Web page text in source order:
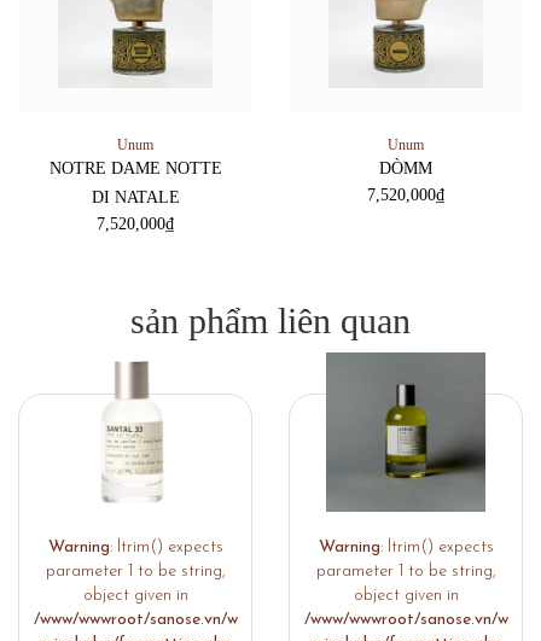
Unum
NOTRE DAME NOTTE
DI NATALE
7,520,000₫
Unum
DÒMM
7,520,000₫
sản phẩm liên quan
Warning: ltrim() expects
parameter 1 to be string,
object given in
/www/wwwroot/sanose.vn/w
Warning: ltrim() expects
parameter 1 to be string,
object given in
/www/wwwroot/sanose.vn/w